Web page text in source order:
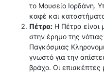
το Μουσείο Ιορδάνη.
καφέ και
Πέτρα: Η Πέτρα είναι
στην έρημο της
Παγκόσμιας
γνωστό για την
βράχο. Οι